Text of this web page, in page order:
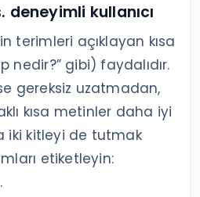
kullanıcı
terimleri açıklayan kısa
nedir?” gibi) faydalıdır.
gereksiz uzatmadan,
kısa metinler daha iyi
iki kitleyi de tutmak
etiketleyin: